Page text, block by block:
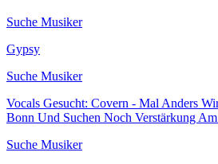
Suche Musiker
Gypsy
Suche Musiker
Vocals Gesucht: Covern - Mal Anders
Bonn Und Suchen Noch Verstärkung Am
Suche Musiker